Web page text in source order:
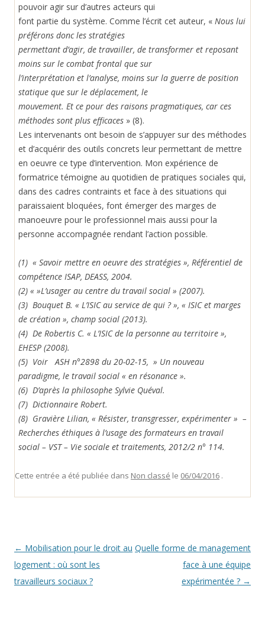
pouvoir agir sur d’autres acteurs qui
font partie du système. Comme l’écrit cet auteur, « Nous lui
préférons donc les stratégies
permettant d’agir, de travailler, de transformer et reposant
moins sur le combat frontal que sur
l’interprétation et l’analyse, moins sur la guerre de position
statique que sur le déplacement, le
mouvement. Et ce pour des raisons pragmatiques, car ces
méthodes sont plus efficaces » (8).
Les intervenants ont besoin de s’appuyer sur des méthodes
et d’acquérir des outils concrets leur permettant de mettre
en oeuvre ce type d’intervention. Mon expérience de
formatrice témoigne au quotidien de pratiques sociales qui,
dans des cadres contraints et face à des situations qui
paraissaient bloquées, font émerger des marges de
manoeuvre pour le professionnel mais aussi pour la
personne accompagnée rendant l’action possible.
(1) « Savoir mettre en oeuvre des stratégies », Référentiel de
compétence ISAP, DEASS, 2004.
(2) « »L’usager au centre du travail social » (2007).
(3) Bouquet B. « L’ISIC au service de qui ? », « ISIC et marges
de création », champ social (2013).
(4) De Robertis C. « L’ISIC de la personne au territoire »,
EHESP (2008).
(5) Voir ASH n°2898 du 20-02-15, » Un nouveau
paradigme, le travail social « en résonance ».
(6) D’après la philosophe Sylvie Quéval.
(7) Dictionnaire Robert.
(8) Gravière Lilian, « Résister, transgresser, expérimenter » –
Recherches éthiques à l’usage des formateurs en travail
social – VST – Vie sociale et traitements, 2012/2 n° 114.
Cette entrée a été publiée dans Non classé le 06/04/2016 .
Navigation
des
articles
← Mobilisation pour le droit au
logement : où sont les
travailleurs sociaux ?
Quelle forme de management
face à une équipe
expérimentée ? →